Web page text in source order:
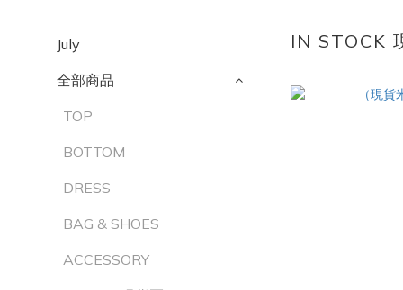
July
全部商品
TOP
BOTTOM
DRESS
BAG & SHOES
ACCESSORY
IN STOCK